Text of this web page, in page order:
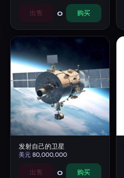
出售 0 购买
发射自己的卫星
美元80,000,000
出售 0 购买